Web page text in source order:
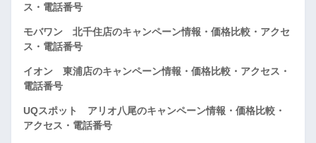
ス・電話番号
モバワン 北千住店のキャンペーン情報・価格比較・アクセ
ス・電話番号
イオン 東浦店のキャンペーン情報・価格比較・アクセス・
電話番号
UQスポット アリオ八尾のキャンペーン情報・価格比較・
アクセス・電話番号